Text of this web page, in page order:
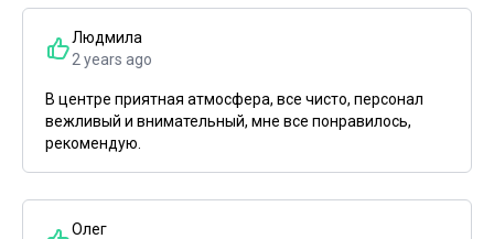
Людмила
2 years ago
В центре приятная атмосфера, все чисто, персонал
вежливый и внимательный, мне все понравилось,
рекомендую.
Олег